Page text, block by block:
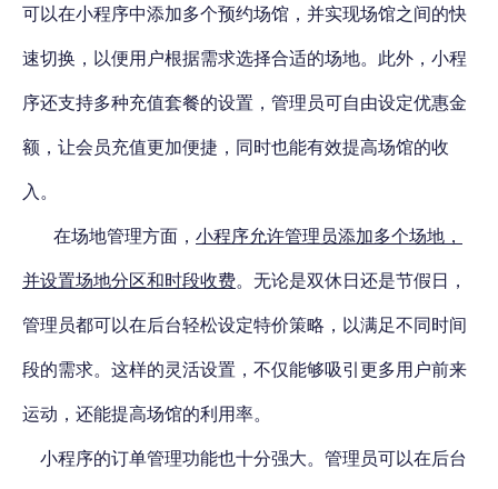
可以在小程序中添加多个预约场馆，并实现场馆之间的快
速切换，以便用户根据需求选择合适的场地。此外，小程
序还支持多种充值套餐的设置，管理员可自由设定优惠金
额，让会员充值更加便捷，同时也能有效提高场馆的收
入。
在场地管理方面， 小程序允许管理员添加多个场地，
并设置场地分区和时段收费。无论是双休日还是节假日，
管理员都可以在后台轻松设定特价策略，以满足不同时间
段的需求。这样的灵活设置，不仅能够吸引更多用户前来
运动，还能提高场馆的利用率。
小程序的订单管理功能也十分强大。管理员可以在后台